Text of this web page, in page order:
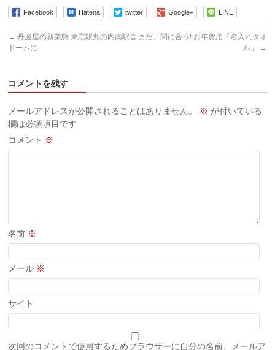
Facebook Hatena twitter Google+ LINE
← 丹波屋の新業態 東京駅丸の内南駅舎
ドームに
まだ、間に合う! お年賀用「名入れタオ
ル」
→
コメントを残す
メールアドレスが公開されることはありません。 ※ が付いている
欄は必須項目です
コメント ※
名前 ※
メール ※
サイト
次回のコメントで使用するためブラウザーに自分の名前、メールア